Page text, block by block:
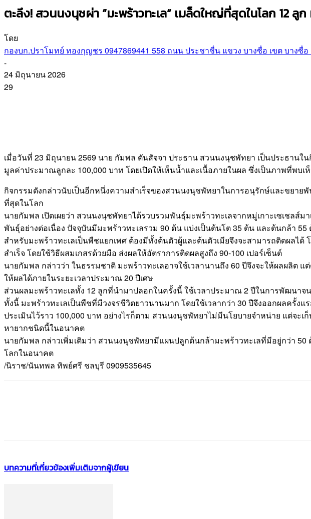
ตะลึง! สวนนงนุชผ่า “มะพร้าวทะเล” เมล็ดใหญ่ที่สุดในโลก 12
โดย
กองบก.ปราโมทย์ ทองกุญชร 0947869441 558 ถนน ประชาชื่น แขวง บางซื่อ เขต บางซื่อ
-
24 มิถุนายน 2026
29
เมื่อวันที่ 23 มิถุนายน 2569 นาย กัมพล ตันสัจจา ประธาน สวนนงนุชพัทยา เป็นประธานใ
มูลค่าประมาณลูกละ 100,000 บาท โดยเปิดให้เห็นน้ำและเนื้อภายในผล ซึ่งเป็นภาพที่พบ
กิจกรรมดังกล่าวนับเป็นอีกหนึ่งความสำเร็จของสวนนงนุชพัทยาในการอนุรักษ์และขยา
ที่สุดในโลก
นายกัมพล เปิดเผยว่า สวนนงนุชพัทยาได้รวบรวมพันธุ์มะพร้าวทะเลจากหมู่เกาะเซเชลส์
พันธุ์อย่างต่อเนื่อง ปัจจุบันมีมะพร้าวทะเลรวม 90 ต้น แบ่งเป็นต้นโต 35 ต้น และต้นกล้า 55
สำหรับมะพร้าวทะเลเป็นพืชแยกเพศ ต้องมีทั้งต้นตัวผู้และต้นตัวเมียจึงจะสามารถติดผลไ
สำเร็จ โดยใช้วิธีผสมเกสรด้วยมือ ส่งผลให้อัตราการติดผลสูงถึง 90-100 เปอร์เซ็นต์
นายกัมพล กล่าวว่า ในธรรมชาติ มะพร้าวทะเลอาจใช้เวลานานถึง 60 ปีจึงจะให้ผลผลิ
ให้ผลได้ภายในระยะเวลาประมาณ 20 ปีเศษ
ส่วนผลมะพร้าวทะเลทั้ง 12 ลูกที่นำมาปลอกในครั้งนี้ ใช้เวลาประมาณ 2 ปีในการพัฒนา
ทั้งนี้ มะพร้าวทะเลเป็นพืชที่มีวงจรชีวิตยาวนานมาก โดยใช้เวลากว่า 30 ปีจึงออกผลครั้งแ
ประเมินไว้ราว 100,000 บาท อย่างไรก็ตาม สวนนงนุชพัทยาไม่มีนโยบายจำหน่าย แต่จ
หายากชนิดนี้ในอนาคต
นายกัมพล กล่าวเพิ่มเติมว่า สวนนงนุชพัทยามีแผนปลูกต้นกล้ามะพร้าวทะเลที่มีอยู่กว่า
โลกในอนาคต
/นิราช/นันทพล ทิพย์ศรี ชลบุรี 0909535645
บทความที่เกี่ยวข้องเพิ่มเติมจากผู้เขียน